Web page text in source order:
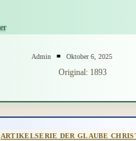
Admin Oktober 6, 2025
Original: 1893
ARTIKELSERIE DER GLAUBE